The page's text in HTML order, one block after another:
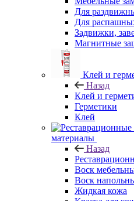
Для
Для
Задвижки,
Магнитные
Клей и
Назад
Клей и
Герметики
Клей
материалы
Назад
Воск
Воск
Жидкая кожа